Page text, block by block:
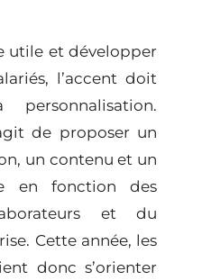
utile et développer
l’accent doit
de proposer un
un contenu et un
en fonction des
et du
Cette année, les
donc s’orienter